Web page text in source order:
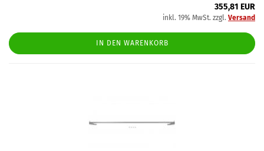
355,81 EUR
inkl. 19% MwSt. zzgl. Versand
IN DEN WARENKORB